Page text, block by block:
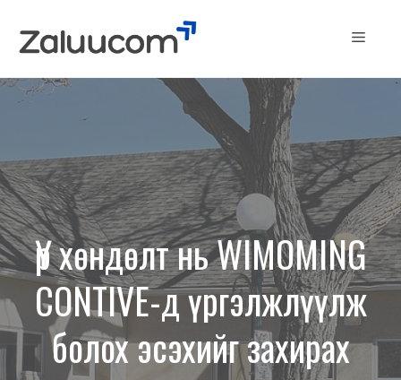
Menu
Үр хөндөлт нь WIMOMING
CONTIVE-д үргэлжлүүлж
болох эсэхийг захирах